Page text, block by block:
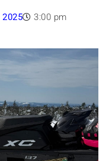
2025
3:00 pm